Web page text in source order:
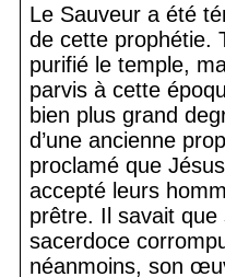
Le Sauveur a été
de cette prophétie.
purifié le temple,
parvis à cette
bien plus grand
d’une ancienne
proclamé que
accepté leurs
prêtre. Il savait
sacerdoce
néanmoins, son